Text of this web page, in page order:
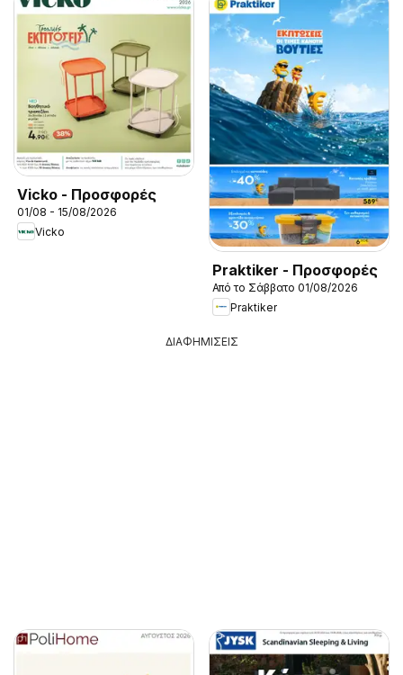
Vicko - Προσφορές
01/08 - 15/08/2026
Vicko
Praktiker - Προσφορές
Από το Σάββατο 01/08/2026
Praktiker
ΔΙΑΦΗΜΙΣΕΙΣ